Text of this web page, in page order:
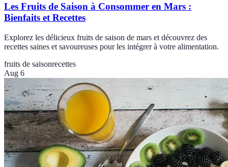
Les Fruits de Saison à Consommer en Mars :
Bienfaits et Recettes
Explorez les délicieux fruits de saison de mars et découvrez des
recettes saines et savoureuses pour les intégrer à votre alimentation.
fruits de saisonrecettes
Aug 6